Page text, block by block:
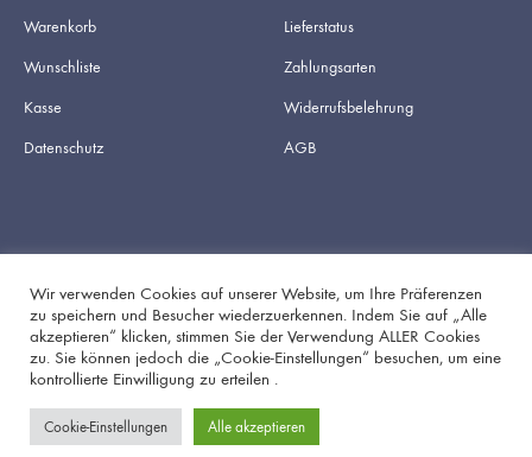
Warenkorb
Wunschliste
Kasse
Datenschutz
Lieferstatus
Zahlungsarten
Widerrufsbelehrung
AGB
FacebookInstagram
Wir verwenden Cookies auf unserer Website, um Ihre Präferenzen
zu speichern und Besucher wiederzuerkennen. Indem Sie auf „Alle
akzeptieren“ klicken, stimmen Sie der Verwendung ALLER Cookies
zu. Sie können jedoch die „Cookie-Einstellungen“ besuchen, um eine
kontrollierte Einwilligung zu erteilen .
Cookie-Einstellungen Alle akzeptieren